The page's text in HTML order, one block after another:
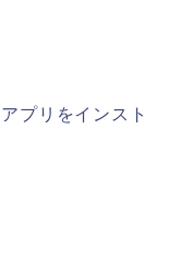
プリをインスト